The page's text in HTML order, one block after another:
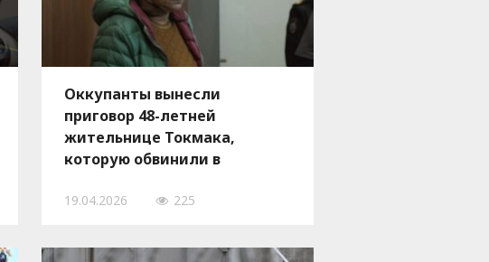
Оккупанты вынесли
приговор 48-летней
жительнице Токмака,
которую обвинили в
19.04.2026 225